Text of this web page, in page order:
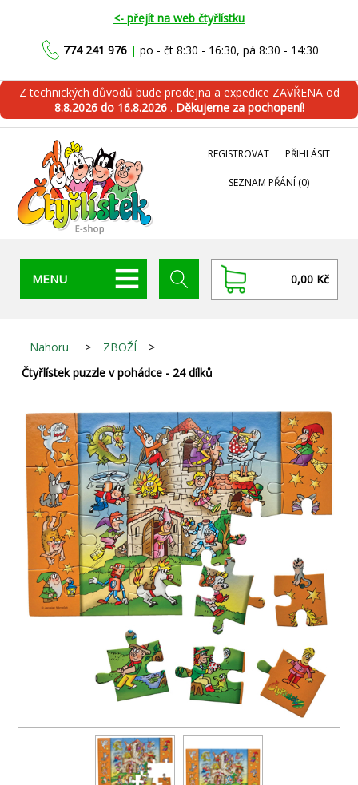
<- přejít na web čtyřlístku
774 241 976 | po - čt 8:30 - 16:30, pá 8:30 - 14:30
Z technických důvodů bude prodejna a expedice ZAVŘENA od
8.8.2026 do 16.8.2026 . Děkujeme za pochopení!
REGISTROVAT PŘIHLÁSIT
SEZNAM PŘÁNÍ (0)
MENU 0,00 Kč
Nahoru > ZBOŽÍ
>
Čtyřlístek puzzle v pohádce - 24 dílků